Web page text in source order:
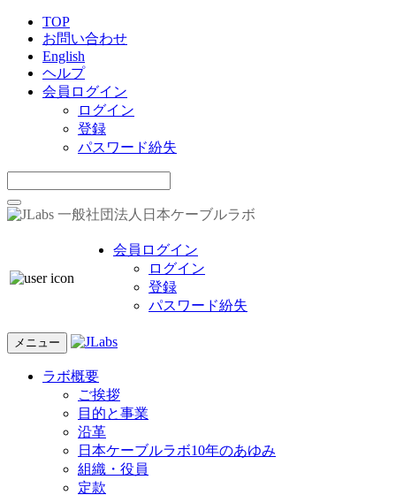
TOP
お問い合わせ
English
ヘルプ
会員ログイン
ログイン
登録
パスワード紛失
一般社団法人日本ケーブルラボ
会員ログイン
ログイン
登録
パスワード紛失
メニュー
ラボ概要
ご挨拶
目的と事業
沿革
日本ケーブルラボ10年のあゆみ
組織・役員
定款